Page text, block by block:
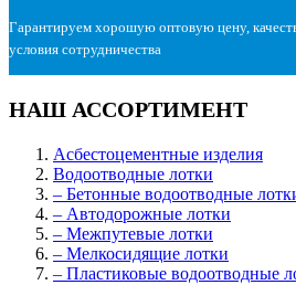
Гарантируем хорошую оптовую цену,
условия сотрудничества
НАШ АССОРТИМЕНТ
Асбестоцементные изделия
Водоотводные лотки
– Бетонные водоотводные
– Автодорожные лотки
– Межпутевые лотки
– Мелкосидящие лотки
– Пластиковые водоотводные